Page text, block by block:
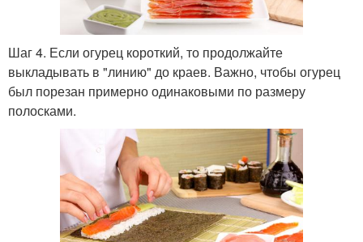
Шаг 4. Если огурец короткий, то продолжайте
выкладывать в "линию" до краев. Важно, чтобы огурец
был порезан примерно одинаковыми по размеру
полосками.